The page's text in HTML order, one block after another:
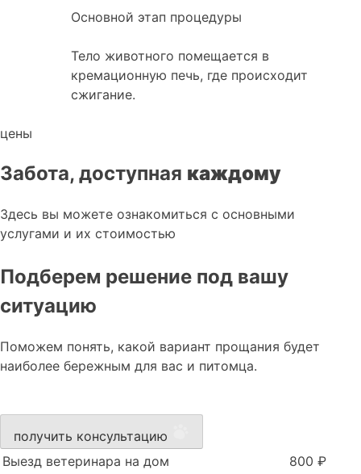
Основной этап процедуры
Тело животного помещается в
кремационную печь, где происходит
сжигание.
цены
Забота, доступная каждому
Здесь вы можете ознакомиться с основными
услугами и их стоимостью
Подберем решение под вашу
ситуацию
Поможем понять, какой вариант прощания будет
наиболее бережным для вас и питомца.
получить консультацию
Выезд ветеринара на дом
800 ₽